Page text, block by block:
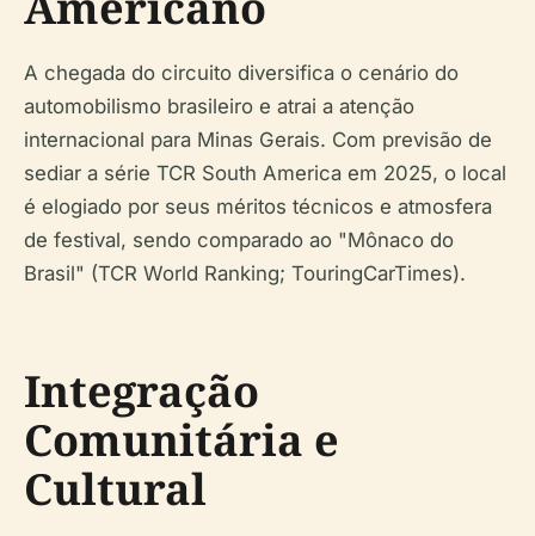
A chegada do circuito diversifica o cenário do
automobilismo brasileiro e atrai a atenção
internacional para Minas Gerais. Com previsão de
sediar a série TCR South America em 2025, o local
é elogiado por seus méritos técnicos e atmosfera
de festival, sendo comparado ao "Mônaco do
Brasil" (TCR World Ranking; TouringCarTimes).
Integração
Comunitária e
Cultural